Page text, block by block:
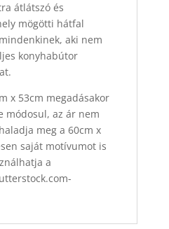
átlátszó és
mögötti hátfal
aki nem
konyhabútor
x 53cm megadásakor
módosul, az ár nem
meg a 60cm x
saját motívumot is
a